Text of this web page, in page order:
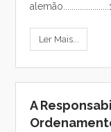
Ler Mais...
A